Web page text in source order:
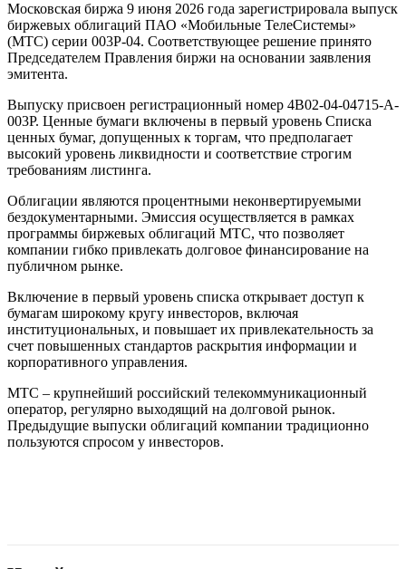
Московская биржа 9 июня 2026 года зарегистрировала выпуск
биржевых облигаций ПАО «Мобильные ТелеСистемы»
(МТС) серии 003Р-04. Соответствующее решение принято
Председателем Правления биржи на основании заявления
эмитента.
Выпуску присвоен регистрационный номер 4B02-04-04715-A-
003P. Ценные бумаги включены в первый уровень Списка
ценных бумаг, допущенных к торгам, что предполагает
высокий уровень ликвидности и соответствие строгим
требованиям листинга.
Облигации являются процентными неконвертируемыми
бездокументарными. Эмиссия осуществляется в рамках
программы биржевых облигаций МТС, что позволяет
компании гибко привлекать долговое финансирование на
публичном рынке.
Включение в первый уровень списка открывает доступ к
бумагам широкому кругу инвесторов, включая
институциональных, и повышает их привлекательность за
счет повышенных стандартов раскрытия информации и
корпоративного управления.
МТС – крупнейший российский телекоммуникационный
оператор, регулярно выходящий на долговой рынок.
Предыдущие выпуски облигаций компании традиционно
пользуются спросом у инвесторов.